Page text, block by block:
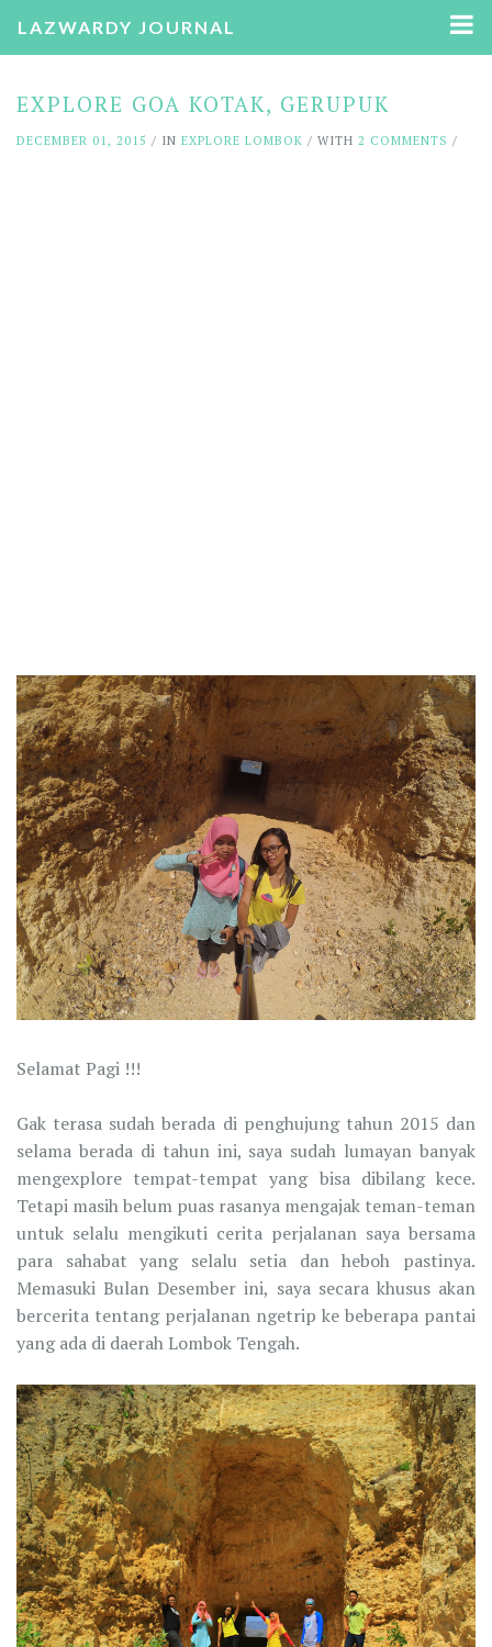
LAZWARDY JOURNAL
EXPLORE GOA KOTAK, GERUPUK
DECEMBER 01, 2015 / IN EXPLORE LOMBOK / WITH 2 COMMENTS /
Selamat Pagi !!!
Gak terasa sudah berada di penghujung tahun 2015 dan
selama berada di tahun ini, saya sudah lumayan banyak
mengexplore tempat-tempat yang bisa dibilang kece.
Tetapi masih belum puas rasanya mengajak teman-teman
untuk selalu mengikuti cerita perjalanan saya bersama
para sahabat yang selalu setia dan heboh pastinya.
Memasuki Bulan Desember ini, saya secara khusus akan
bercerita tentang perjalanan ngetrip ke beberapa pantai
yang ada di daerah Lombok Tengah.